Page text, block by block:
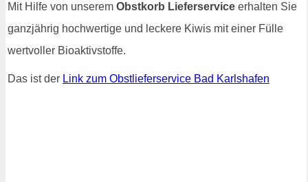
Mit Hilfe von unserem Obstkorb Lieferservice erhalten Sie
ganzjährig hochwertige und leckere Kiwis mit einer Fülle
wertvoller Bioaktivstoffe.
Das ist der Link zum Obstlieferservice Bad Karlshafen